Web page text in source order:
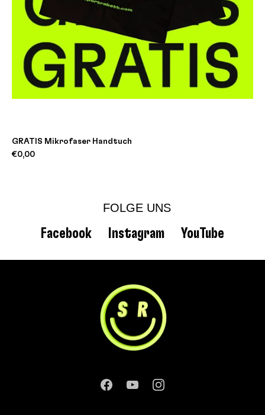
GRATIS Mikrofaser Handtuch
€0,00
FOLGE UNS
Facebook Instagram YouTube